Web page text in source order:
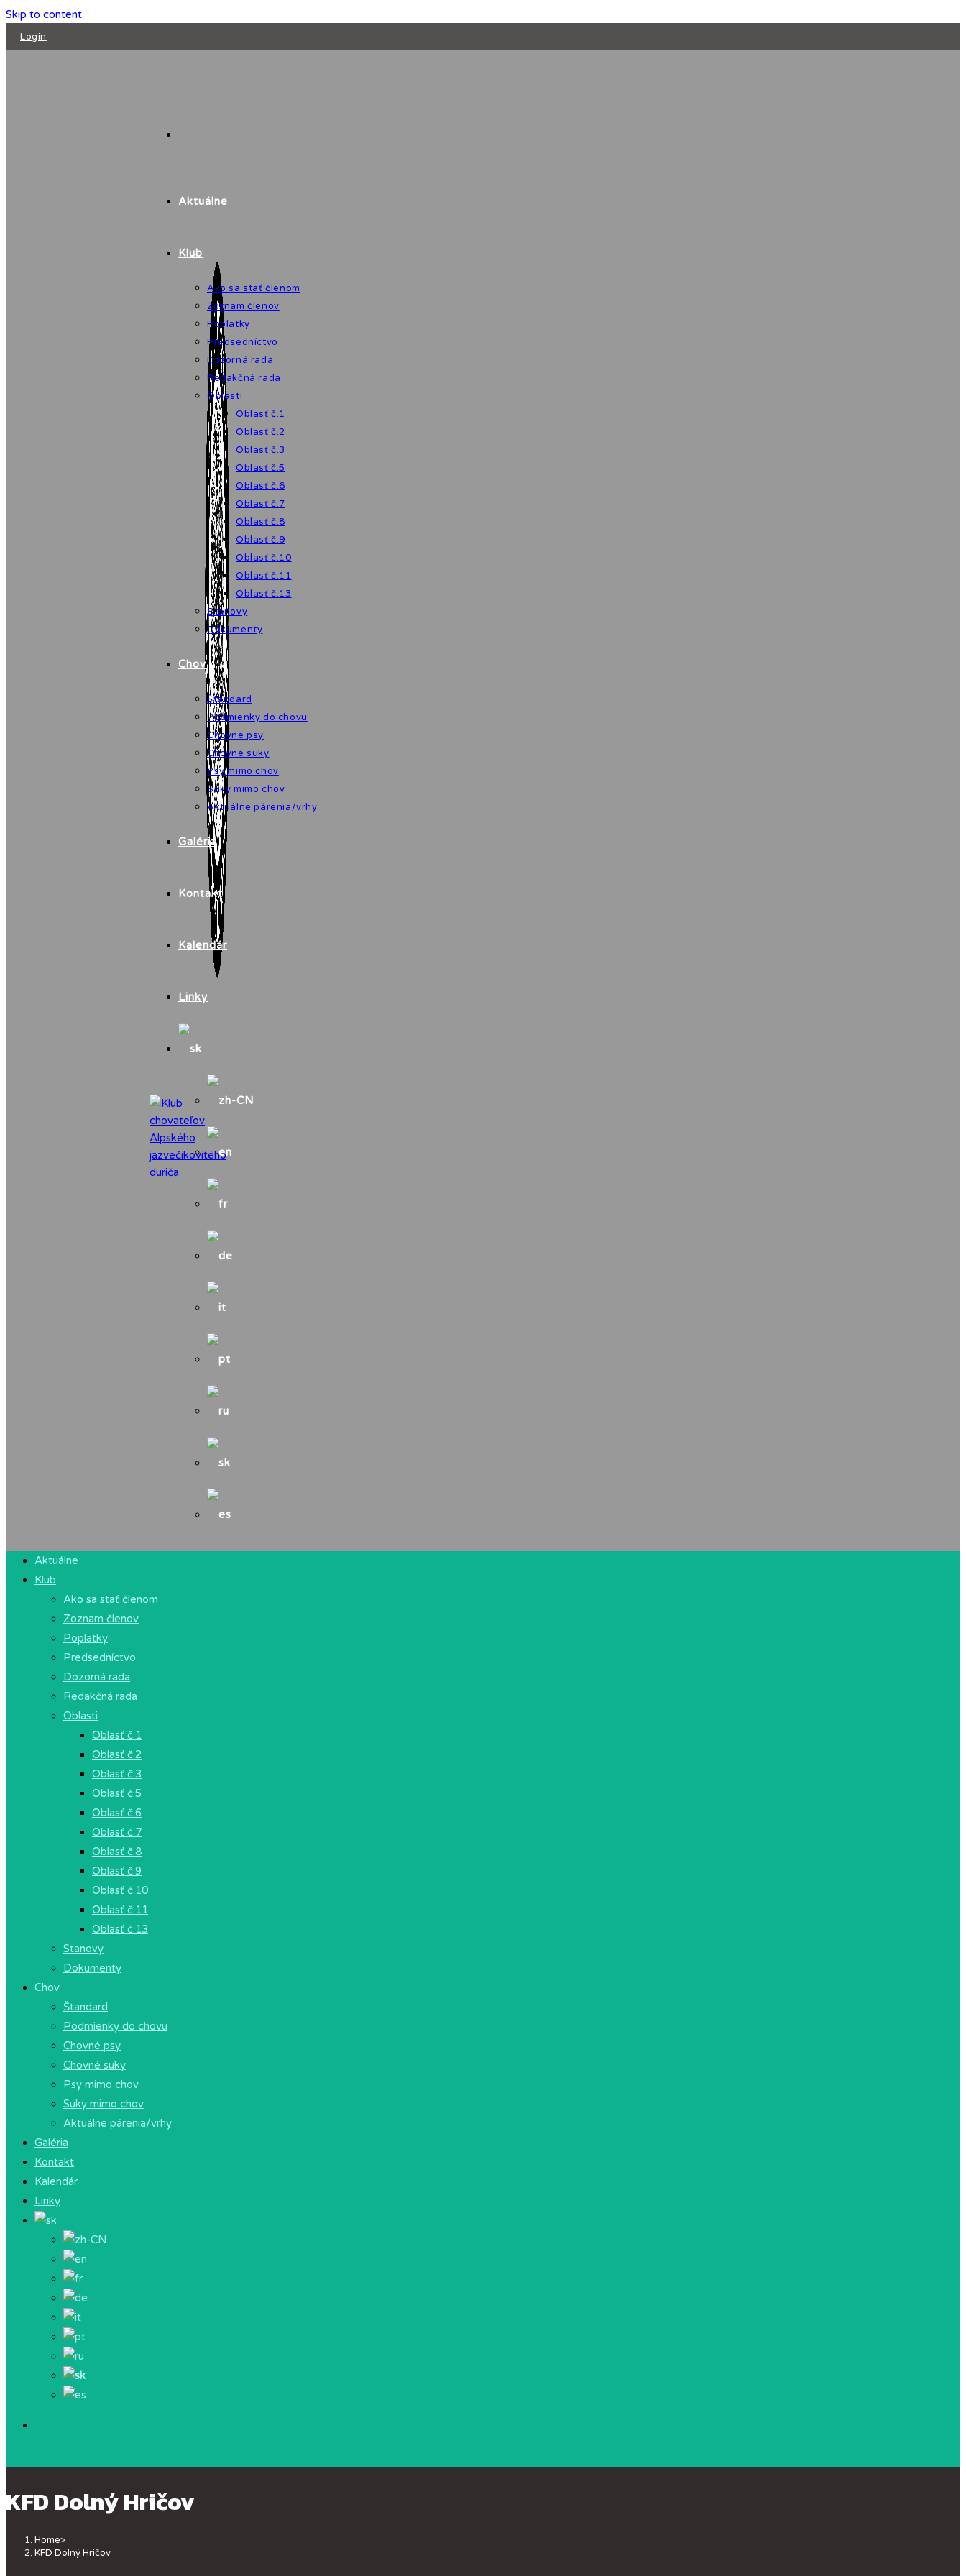
Skip to content
Login
Aktuálne
Klub
Ako sa stať členom
Zoznam členov
Poplatky
Predsedníctvo
Dozorná rada
Redakčná rada
Oblasti
Oblasť č.1
Oblasť č.2
Oblasť č.3
Oblasť č.5
Oblasť č.6
Oblasť č.7
Oblasť č.8
Oblasť č.9
Oblasť č.10
Oblasť č.11
Oblasť č.13
Stanovy
Dokumenty
Chov
Štandard
Podmienky do chovu
Chovné psy
Chovné suky
Psy mimo chov
Suky mimo chov
Aktuálne párenia/vrhy
Galéria
Kontakt
Kalendár
Linky
Aktuálne
Klub
Ako sa stať členom
Zoznam členov
Poplatky
Predsedníctvo
Dozorná rada
Redakčná rada
Oblasti
Oblasť č.1
Oblasť č.2
Oblasť č.3
Oblasť č.5
Oblasť č.6
Oblasť č.7
Oblasť č.8
Oblasť č.9
Oblasť č.10
Oblasť č.11
Oblasť č.13
Stanovy
Dokumenty
Chov
Štandard
Podmienky do chovu
Chovné psy
Chovné suky
Psy mimo chov
Suky mimo chov
Aktuálne párenia/vrhy
Galéria
Kontakt
Kalendár
Linky
KFD Dolný Hričov
Home>
KFD Dolný Hričov